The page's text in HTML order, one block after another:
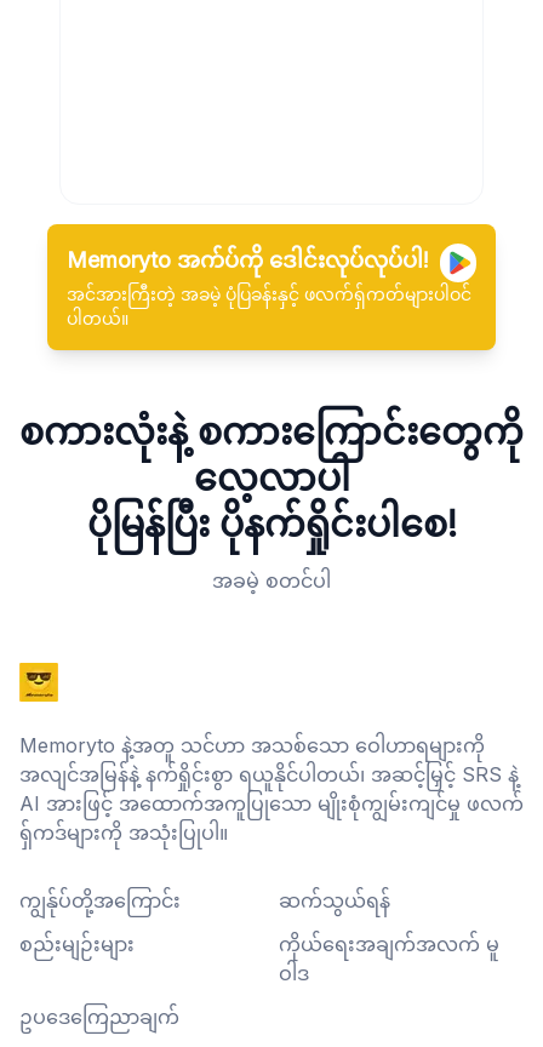
Memoryto အက်ပ်ကို ဒေါင်းလုပ်လုပ်ပါ!
အင်အားကြီးတဲ့ အခမဲ့ ပုံပြခန်းနှင့် ဖလက်ရှ်ကတ်များပါဝင်
ပါတယ်။
စကားလုံးနဲ့ စကားကြောင်းတွေကို
လေ့လာပါ
ပိုမြန်ပြီး ပိုနက်ရှိုင်းပါစေ!
အခမဲ့ စတင်ပါ
Memoryto နဲ့အတူ သင်ဟာ အသစ်သော ဝေါဟာရများကို
အလျင်အမြန်နဲ့ နက်ရှိုင်းစွာ ရယူနိုင်ပါတယ်၊ အဆင့်မြှင့် SRS နဲ့
AI အားဖြင့် အထောက်အကူပြုသော မျိုးစုံကျွမ်းကျင်မှု ဖလက်
ရှ်ကဒ်များကို အသုံးပြုပါ။
ကျွန်ုပ်တို့အကြောင်း
ဆက်သွယ်ရန်
စည်းမျဉ်းများ
ကိုယ်ရေးအချက်အလက် မူ
ဝါဒ
ဥပဒေကြေညာချက်